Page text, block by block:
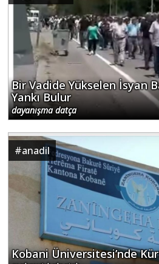
Bir Vadide Yükselen İsyan
Yankı Bulur
dayanışma datça
#anadil
Kobani Üniversitesi’nde